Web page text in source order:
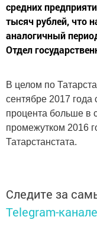
средних
тысяч рублей, что
аналогичный
Отдел
В целом по
сентябре 2017 года
процента больше в
промежутком 2016
Татарстанстата.
Следите за
Telegram-канале